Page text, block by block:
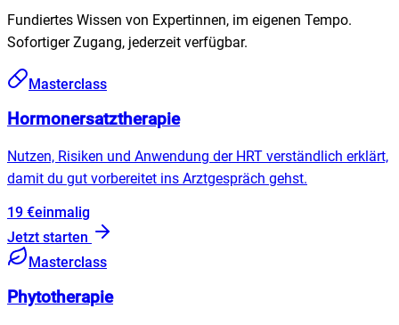
Fundiertes Wissen von Expertinnen, im eigenen Tempo.
Sofortiger Zugang, jederzeit verfügbar.
Masterclass
Hormonersatztherapie
Nutzen, Risiken und Anwendung der HRT verständlich erklärt,
damit du gut vorbereitet ins Arztgespräch gehst.
19 €einmalig
Jetzt starten
Masterclass
Phytotherapie